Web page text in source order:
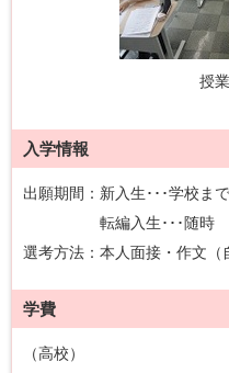
授
入学情報
出願期間：新入生･･･学校ま
転編入生･･･随時
選考方法：本人面接・作文（
学費
（高校）